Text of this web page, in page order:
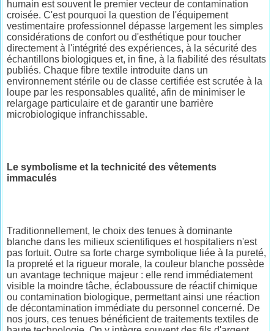
humain est souvent le premier vecteur de contamination
croisée. C'est pourquoi la question de l'équipement
vestimentaire professionnel dépasse largement les simples
considérations de confort ou d'esthétique pour toucher
directement à l'intégrité des expériences, à la sécurité des
échantillons biologiques et, in fine, à la fiabilité des résultats
publiés. Chaque fibre textile introduite dans un
environnement stérile ou de classe certifiée est scrutée à la
loupe par les responsables qualité, afin de minimiser le
relargage particulaire et de garantir une barrière
microbiologique infranchissable.
Le symbolisme et la technicité des vêtements
immaculés
Traditionnellement, le choix des tenues à dominante
blanche dans les milieux scientifiques et hospitaliers n'est
pas fortuit. Outre sa forte charge symbolique liée à la pureté,
la propreté et la rigueur morale, la couleur blanche possède
un avantage technique majeur : elle rend immédiatement
visible la moindre tâche, éclaboussure de réactif chimique
ou contamination biologique, permettant ainsi une réaction
de décontamination immédiate du personnel concerné. De
nos jours, ces tenues bénéficient de traitements textiles de